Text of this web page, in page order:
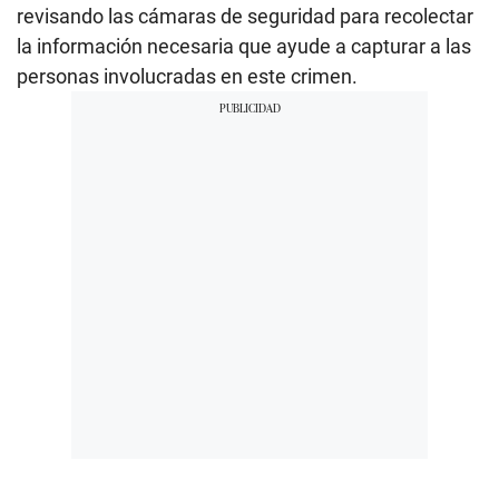
revisando las cámaras de seguridad para recolectar
la información necesaria que ayude a capturar a las
personas involucradas en este crimen.